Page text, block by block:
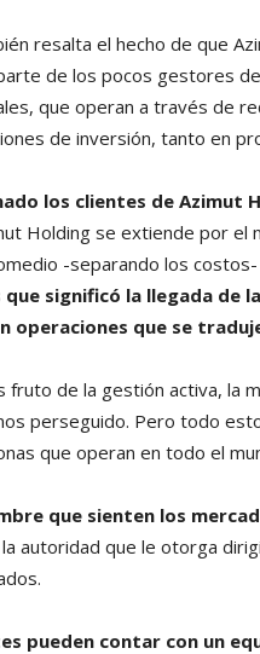
resalta el hecho de que
de los pocos gestores
que operan a través de
de inversión, tanto en
los clientes de Azimut
Holding se extiende por
-separando los costos-
significó la llegada de
operaciones que se
fruto de la gestión activa, la
perseguido. Pero todo
que operan en todo el
que sienten los
autoridad que le otorga
pueden contar con un